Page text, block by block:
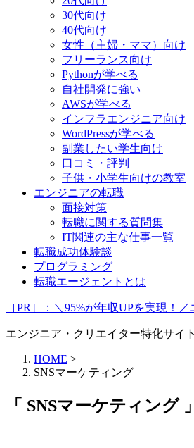
30代向け
40代向け
女性（主婦・ママ）向け
フリーランス向け
Pythonが学べる
自社開発に強い
AWSが学べる
インフラエンジニア向け
WordPressが学べる
副業したい学生向け
口コミ・評判
子供・小学生向けの教室
エンジニアの転職
面接対策
転職に関する質問集
IT関連の主な仕事一覧
転職成功体験談
プログラミング
転職エージェントとは
［PR］：＼95%が年収UPを実現！
エンジニア・クリエイター特化サイ
HOME >
SNSマーケティング
「 SNSマーケティング